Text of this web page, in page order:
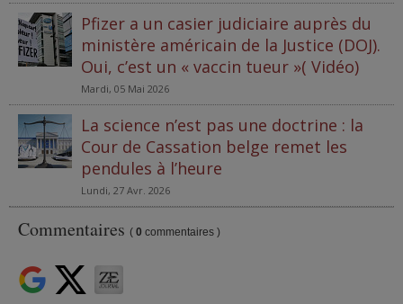
Pfizer a un casier judiciaire auprès du
ministère américain de la Justice (DOJ).
Oui, c’est un « vaccin tueur »( Vidéo)
Mardi, 05 Mai 2026
La science n’est pas une doctrine : la
Cour de Cassation belge remet les
pendules à l’heure
Lundi, 27 Avr. 2026
Commentaires ( 0 commentaires )